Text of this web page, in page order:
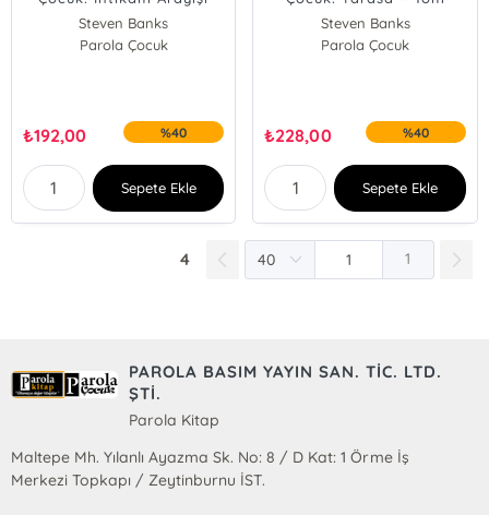
Steven Banks
Parola Çocuk
₺192,00 %40
Sepete Ekle
Steven Banks
Parola Çocuk
₺228,00 %40
Sepete Ekle
4 1
PAROLA BASIM YAYIN SAN. TİC. LTD.
ŞTİ.
Parola Kitap
Maltepe Mh. Yılanlı Ayazma Sk. No: 8 / D Kat: 1 Örme İş
Merkezi Topkapı / Zeytinburnu İST.